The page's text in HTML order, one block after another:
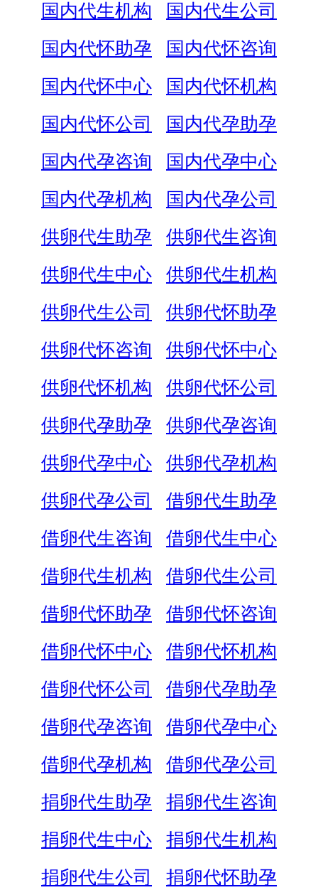
国内代生机构
国内代生公司
国内代怀助孕
国内代怀咨询
国内代怀中心
国内代怀机构
国内代怀公司
国内代孕助孕
国内代孕咨询
国内代孕中心
国内代孕机构
国内代孕公司
供卵代生助孕
供卵代生咨询
供卵代生中心
供卵代生机构
供卵代生公司
供卵代怀助孕
供卵代怀咨询
供卵代怀中心
供卵代怀机构
供卵代怀公司
供卵代孕助孕
供卵代孕咨询
供卵代孕中心
供卵代孕机构
供卵代孕公司
借卵代生助孕
借卵代生咨询
借卵代生中心
借卵代生机构
借卵代生公司
借卵代怀助孕
借卵代怀咨询
借卵代怀中心
借卵代怀机构
借卵代怀公司
借卵代孕助孕
借卵代孕咨询
借卵代孕中心
借卵代孕机构
借卵代孕公司
捐卵代生助孕
捐卵代生咨询
捐卵代生中心
捐卵代生机构
捐卵代生公司
捐卵代怀助孕